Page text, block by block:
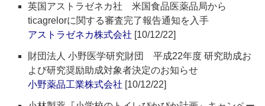
英国アストラゼネカ社 米国食品医薬品局から
ticagrelorに関する審査完了報告通知を入手
アストラゼネカ株式会社 [10/12/22]
財団法人 小野医学研究財団 平成22年度 研究助成お
よび研究奨励助成対象者決定のお知らせ
小野薬品工業株式会社 [10/12/22]